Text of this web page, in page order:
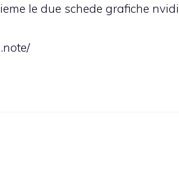
le due schede grafiche